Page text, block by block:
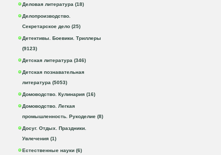
Деловая литература (18)
Делопроизводство.
Секретарское дело (25)
Детективы. Боевики. Триллеры
(9123)
Детская литература (346)
Детская познавательная
литература (5053)
Домоводство. Кулинария (16)
Домоводство. Легкая
промышленность. Рукоделие (8)
Досуг. Отдых. Праздники.
Увлечения (1)
Естественные науки (6)